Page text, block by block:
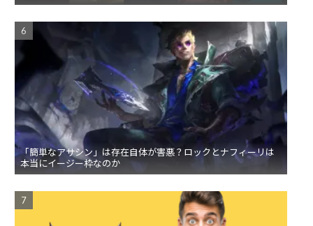
「簡単なアサシン」は存在自体が害悪？ロックとナフィーリは
本当にイージー枠なのか